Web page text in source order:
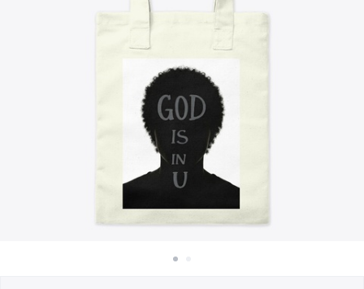
Vendi qualsiasi cosa
Classic Crew Neck T-Shirt
Unisex Premium Pullover Hoodie
Unisex Classic Crewneck Sweatshirt